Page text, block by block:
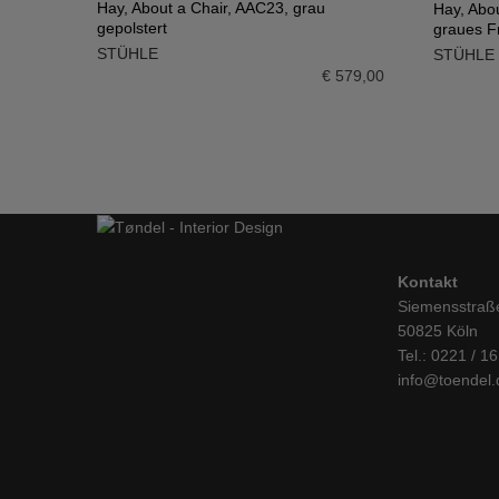
IN DEN WARENKORB
Hay, About a Chair, AAC23, grau
gepolstert
STÜHLE
€579,00
IN
Hay,
graues
STÜHLE
Kontakt
50825 Köln
Tel.: 0221 /